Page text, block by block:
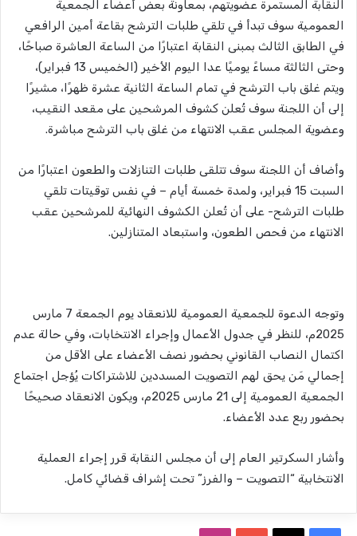
النقابة المستمرة عضويتهم، بمعاونة بعض أعضاء الجمعية
العمومية سوف تبدأ في تلقي طلبات الترشح بقاعة أمين الرافعي
في الطابق الثالث بمبنى النقابة اعتبارًا من الساعة العاشرة صباحًا،
وحتى الثالثة مساءً يوميًا عدا اليوم الأخير (الخميس 13 فبراير)،
ويتم غلق باب الترشح في تمام الساعة الثانية عشرة ظهرًا، مشيرًا
إلى أن اللجنة سوف تُعلن كشوف المرشحين على مقعد النقيب،
وعضوية المجلس عقب الانتهاء من غلق باب الترشح مباشرة.
وأضاف أن اللجنة سوف تتلقى طلبات التنازلات والطعون اعتبارًا من
السبت 15 فبراير، ولمدة خمسة أيام – في نفس توقيتات تلقي
طلبات الترشح- على أن تُعلن الكشوف النهائية للمرشحين عقب
الانتهاء من فحص الطعون، واستبعاد المتنازلين.
وتوجه الدعوة للجمعية العمومية للانعقاد يوم الجمعة 7 مارس
2025م، للنظر في جدول الأعمال وإجراء الانتخابات، وفي حالة عدم
اكتمال النصاب القانوني بحضور نصف الأعضاء على الأقل من
إجمالي مَن يحق لهم التصويت المسددين للاشتراكات يُؤجل اجتماع
الجمعية العمومية إلى 21 مارس 2025م، ويكون الانعقاد صحيحًا
بحضور ربع عدد الأعضاء.
وأشار السكرتير العام إلى أن مجلس النقابة قرر إجراء العملية
الانتخابية “التصويت – والفرز” تحت إشراف قضائي كامل.